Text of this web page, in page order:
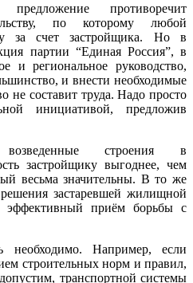
противоречит
по которому любой
за счет застройщика. Но в
партии “Единая Россия”, в
и региональное руководство,
и внести необходимые
не составит труда. Надо просто
инициативой, предложив
строения в
застройщику выгоднее, чем
весьма значительны. В то же
застаревшей жилищной
эффективный приём борьбы с
необходимо. Например, если
строительных норм и правил,
транспортной системы